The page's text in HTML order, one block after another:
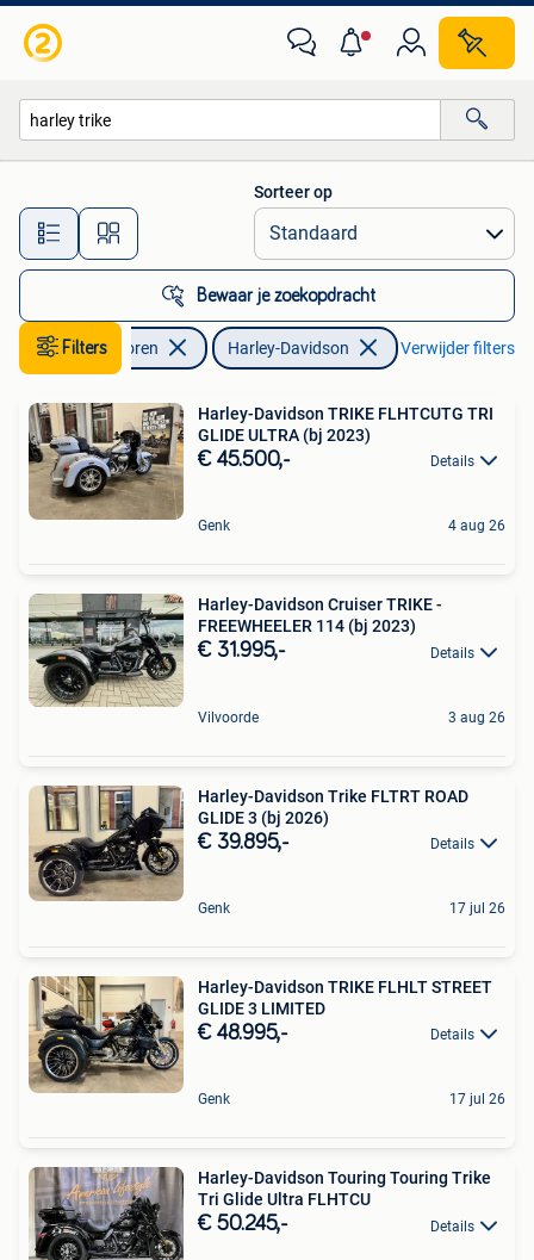
Alle afstanden…
Sorteer op
Bewaar je zoekopdracht
FiltersMotoren Harley-Davidson Verwijder filters
Harley-Davidson TRIKE FLHTCUTG TRI
GLIDE ULTRA (bj 2023)
€ 45.500,- Details
Genk 4 aug 26
Harley-Davidson Cruiser TRIKE -
FREEWHEELER 114 (bj 2023)
€ 31.995,- Details
Vilvoorde 3 aug 26
Harley-Davidson Trike FLTRT ROAD
GLIDE 3 (bj 2026)
€ 39.895,- Details
Genk 17 jul 26
Harley-Davidson TRIKE FLHLT STREET
GLIDE 3 LIMITED
€ 48.995,- Details
Genk 17 jul 26
Harley-Davidson Touring Touring Trike
Tri Glide Ultra FLHTCU
€ 50.245,- Details